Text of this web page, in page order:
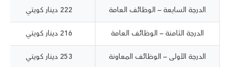
الدرجة السابعة – الوظائف العامة 222 دينار كويتي
الدرجة الثامنة – الوظائف العامة 216 دينار كويتي
الدرجة الأولى – الوظائف المعاونة 253 دينار كويتي